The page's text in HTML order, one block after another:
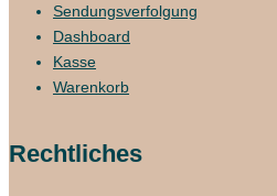
Sendungsverfolgung
Dashboard
Kasse
Warenkorb
Rechtliches